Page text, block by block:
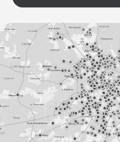
Отзывы
ОТЗЫВЫ КУРЬЕРОВ
САМОКАТКОТОРЫЕ
ДОСТАВЛЯЮТ С АЛЬФА
ПЕРСОНАЛ